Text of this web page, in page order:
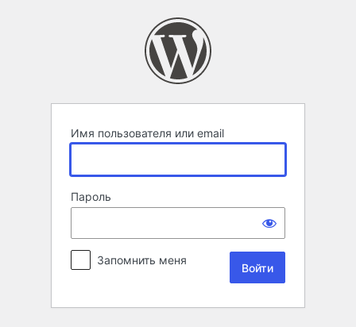
Имя пользователя или email
Пароль
Запомнить меня